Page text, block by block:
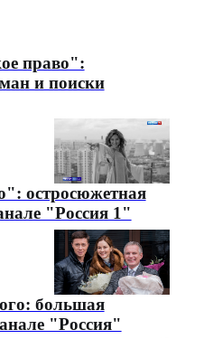
право":
и поиски
остросюжетная
"Россия 1"
большая
1 мая на канале "Россия"